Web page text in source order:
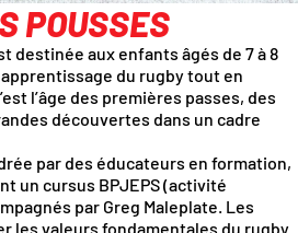
POUSSES
destinée aux enfants âgés de 7 à 8
du rugby tout en
l’âge des premières passes, des
découvertes dans un cadre
par des éducateurs en formation,
un cursus BPJEPS (activité
par Greg Maleplate. Les
les valeurs fondamentales du rugby